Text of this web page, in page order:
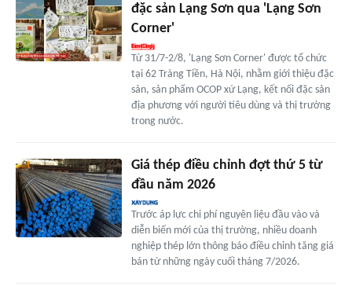
đặc sản Lạng Sơn qua 'Lạng Sơn
Corner'
Từ 31/7-2/8, 'Lạng Sơn Corner' được tổ chức
tại 62 Tràng Tiền, Hà Nội, nhằm giới thiệu đặc
sản, sản phẩm OCOP xứ Lạng, kết nối đặc sản
địa phương với người tiêu dùng và thị trường
trong nước.
Giá thép điều chỉnh đợt thứ 5 từ
đầu năm 2026
Trước áp lực chi phí nguyên liệu đầu vào và
diễn biến mới của thị trường, nhiều doanh
nghiệp thép lớn thông báo điều chỉnh tăng giá
bán từ những ngày cuối tháng 7/2026.